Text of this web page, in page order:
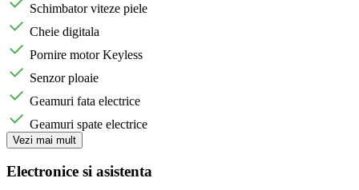
Schimbator viteze piele
Cheie digitala
Pornire motor Keyless
Senzor ploaie
Geamuri fata electrice
Geamuri spate electrice
Vezi mai mult
Electronice si asistenta